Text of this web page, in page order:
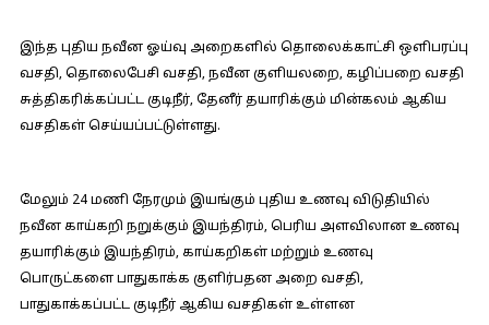
இந்த புதிய நவீன ஓய்வு அறைகளில் தொலைக்காட்சி ஒளிபரப்பு
வசதி, தொலைபேசி வசதி, நவீன குளியலறை, கழிப்பறை வசதி
சுத்திகரிக்கப்பட்ட குடிநீர், தேனீர் தயாரிக்கும் மின்கலம் ஆகிய
வசதிகள் செய்யப்பட்டுள்ளது.
மேலும் 24 மணி நேரமும் இயங்கும் புதிய உணவு விடுதியில்
நவீன காய்கறி நறுக்கும் இயந்திரம், பெரிய அளவிலான உணவு
தயாரிக்கும் இயந்திரம், காய்கறிகள் மற்றும் உணவு
பொருட்களை பாதுகாக்க குளிர்பதன அறை வசதி,
பாதுகாக்கப்பட்ட குடிநீர் ஆகிய வசதிகள் உள்ளன